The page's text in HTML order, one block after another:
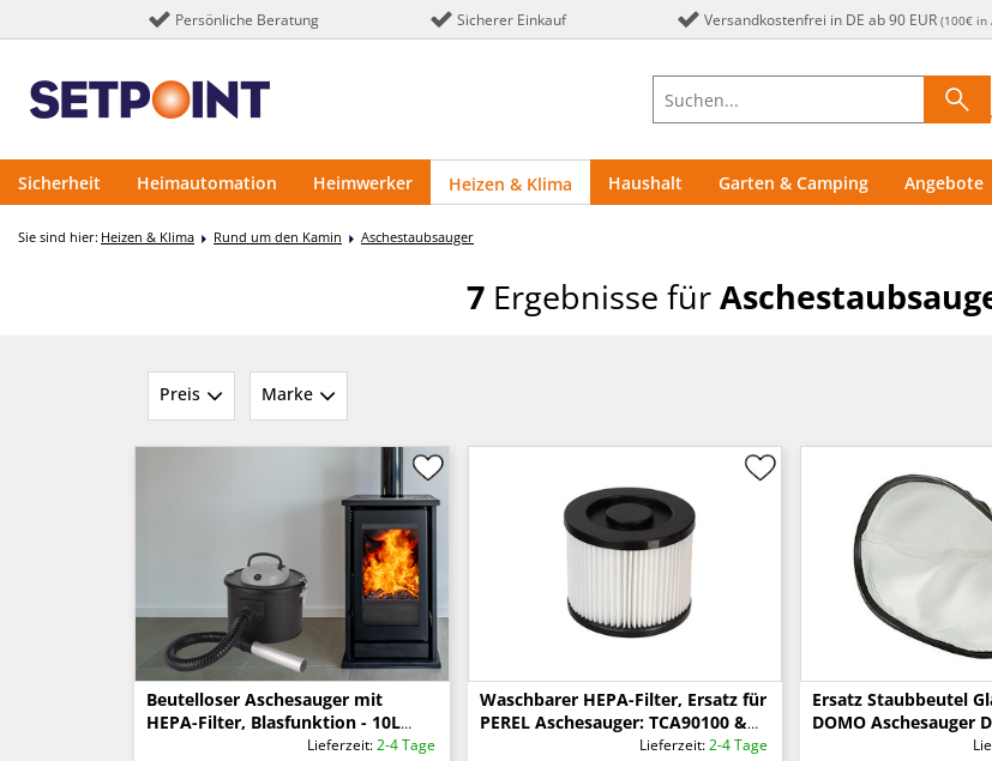
Persönliche Beratung Sicherer Einkauf Versandkostenfrei in DE ab 90 EUR (100€ in
Sicherheit Heimautomation Heimwerker Heizen & Klima Haushalt Garten & Camping Angebote
Sie sind hier: Heizen & Klima Rund um den Kamin Aschestaubsauger
7 Ergebnisse für
Preis Marke
Beutelloser Aschesauger mit
HEPA-Filter, Blasfunktion - 10L
Lieferzeit:2-4 Tage
Waschbarer HEPA-Filter, Ersatz für
PEREL Aschesauger: TCA90100 &
Lieferzeit:2-4 Tage
Ersatz Staubbeutel
DOMO Aschesauger